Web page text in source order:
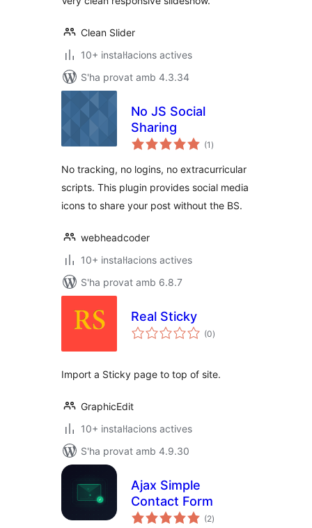
Clean Slider
10+ instal·lacions actives
S'ha provat amb 4.3.34
No JS Social
Sharing
(1 puntuacions
totals
)
No tracking, no logins, no extracurricular
scripts. This plugin provides social media
icons to share your post without the BS.
webheadcoder
10+ instal·lacions actives
S'ha provat amb 6.8.7
Real Sticky
(0puntuacions
totals
)
Import a Sticky page to top of site.
GraphicEdit
10+ instal·lacions actives
S'ha provat amb 4.9.30
Ajax Simple
Contact Form
(2puntuacions
totals
)